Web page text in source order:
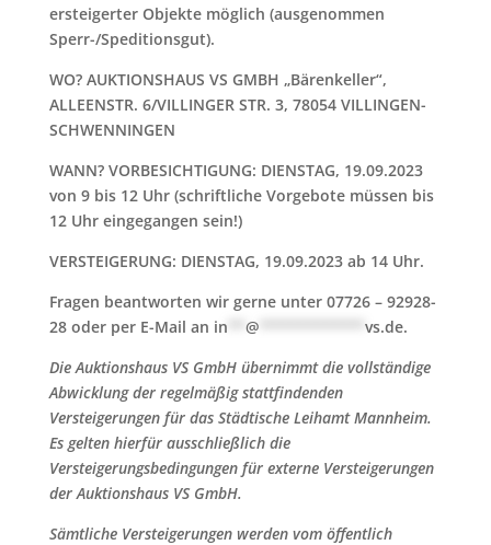
ersteigerter Objekte möglich (ausgenommen
Sperr-/Speditionsgut).
WO? AUKTIONSHAUS VS GMBH „Bärenkeller“,
ALLEENSTR. 6/VILLINGER STR. 3, 78054 VILLINGEN-
SCHWENNINGEN
WANN? VORBESICHTIGUNG: DIENSTAG, 19.09.2023
von 9 bis 12 Uhr (schriftliche Vorgebote müssen bis
12 Uhr eingegangen sein!)
VERSTEIGERUNG: DIENSTAG, 19.09.2023 ab 14 Uhr.
Fragen beantworten wir gerne unter 07726 – 92928-
28 oder per E-Mail an in @ vs.de.
Die Auktionshaus VS GmbH übernimmt die vollständige
Abwicklung der regelmäßig stattfindenden
Versteigerungen für das Städtische Leihamt Mannheim.
Es gelten hierfür ausschließlich die
Versteigerungsbedingungen für externe Versteigerungen
der Auktionshaus VS GmbH.
Sämtliche Versteigerungen werden vom öffentlich